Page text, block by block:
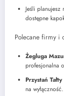
Jeśli
dostępne
Polecane firmy i
Żegluga
profesjonalna
Przystań
na wyłączność.